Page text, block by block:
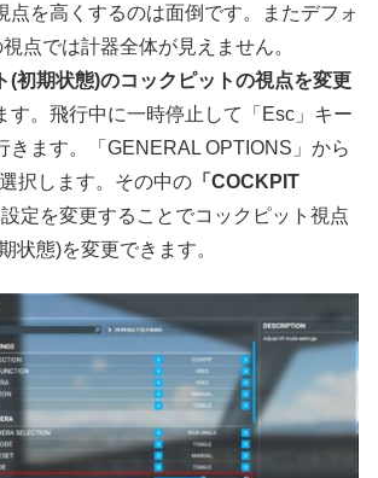
を高くするのは面倒です。またデフォ
点では計器全体が見えません。
(初期状態)のコックピットの視点を変更
す。飛行中に一時停止して「Esc」キー
きます。「GENERAL OPTIONS」から
択します。その中の 「COCKPIT
定を変更することでコックピット視点
状態)を変更できます。